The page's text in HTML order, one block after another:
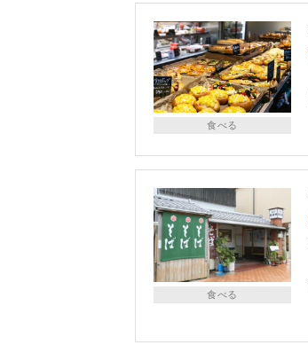
食べる
食べる